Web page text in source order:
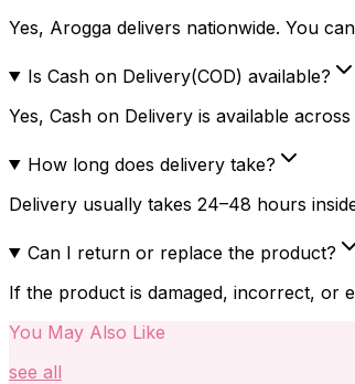
Yes, Arogga delivers nationwide. You
Is Cash on Delivery(COD) available?
Yes, Cash on Delivery is available
How long does delivery take?
Delivery usually takes 24–48 hours
Can I return or replace the product?
If the product is damaged, incorrect, or
You May Also Like
see all